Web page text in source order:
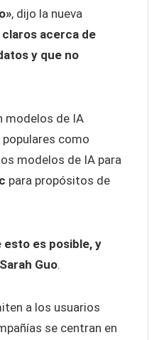
, dijo la nueva
acerca de
y que no
modelos de IA
como
modelos de IA para
para propósitos de
esto es posible, y
Sarah Guo.
a los usuarios
se centran en